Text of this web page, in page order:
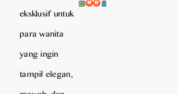
eksklusif untuk
para wanita
yang ingin
tampil elegan,